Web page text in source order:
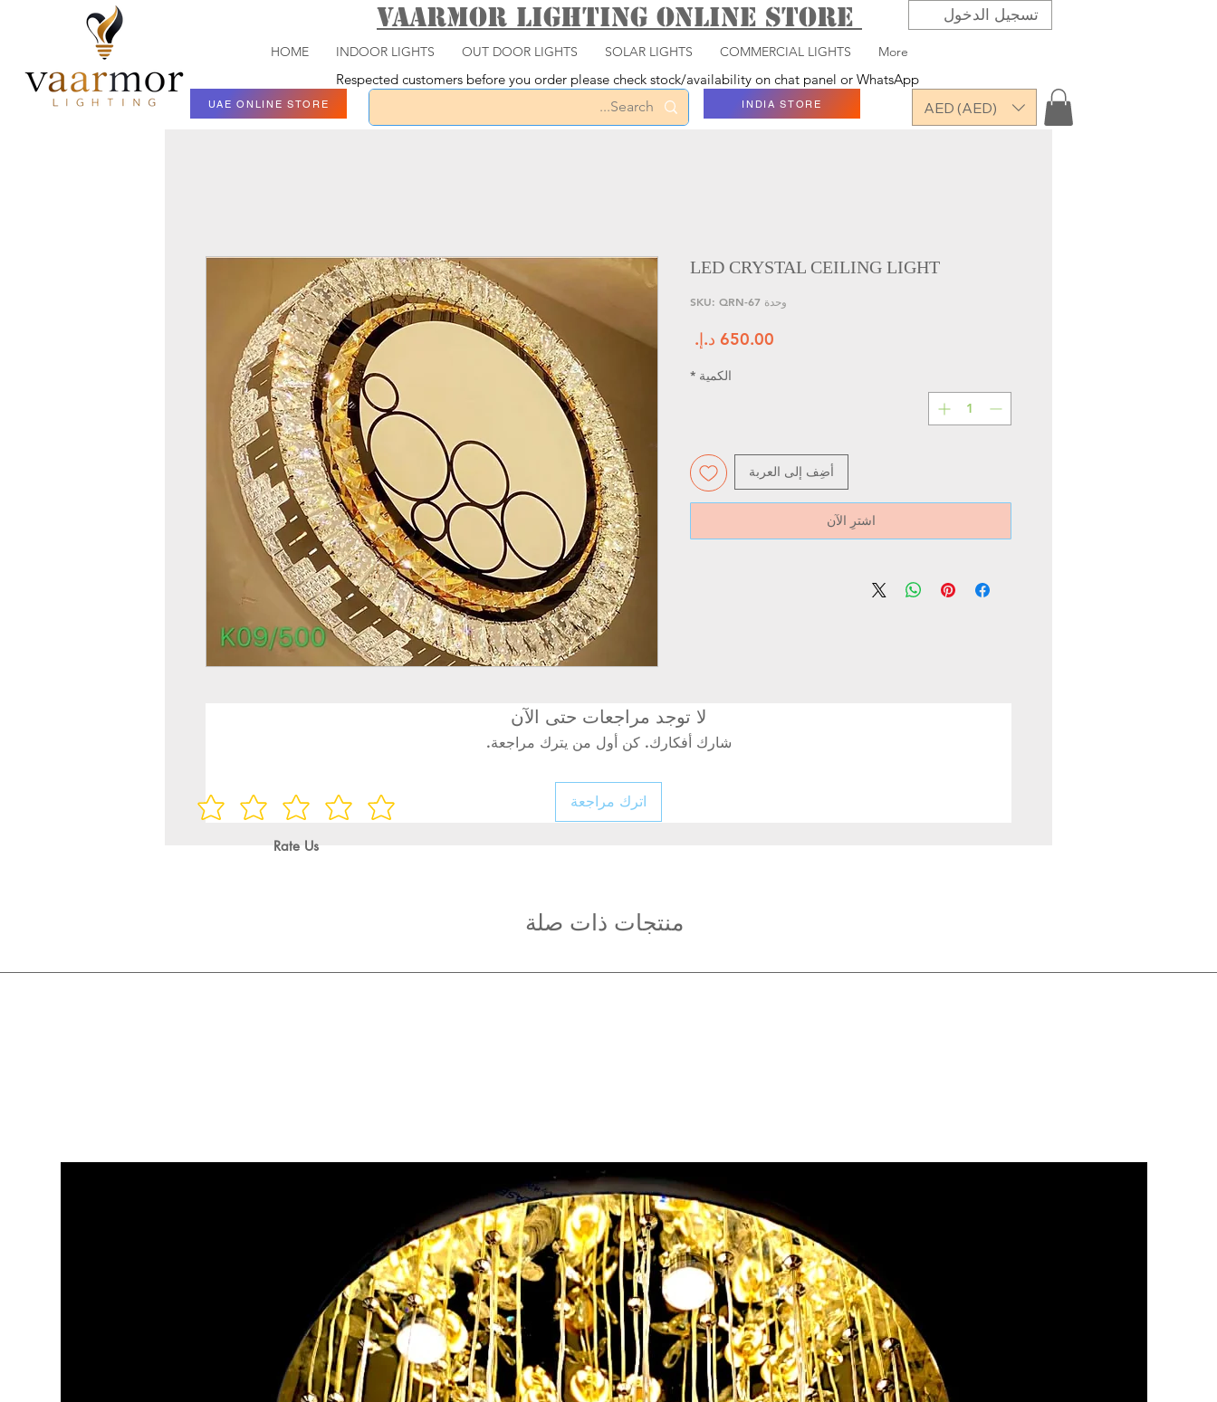
Vaarmor Lighting ONLINE STORE
HOME INDOOR LIGHTS OUT DOOR LIGHTS SOLAR LIGHTS COMMERCIAL LIGHTS More
تسجيل الدخول
Respected customers before you order please check stock/availability on chat panel or WhatsApp
UAE ONLINE STORE INDIA STORE AED (AED)
LED CRYSTAL CEILING LIGHT
وحدة SKU: QRN-67
الكمية *
أضِف إلى العربة
اشترِ الآن
لا توجد مراجعات حتى الآن
شارك أفكارك. كن أول من يترك مراجعة.
اترك مراجعة
Rate Us
منتجات ذات صلة